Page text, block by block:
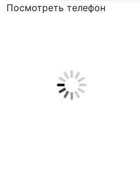
Посмотреть телефон